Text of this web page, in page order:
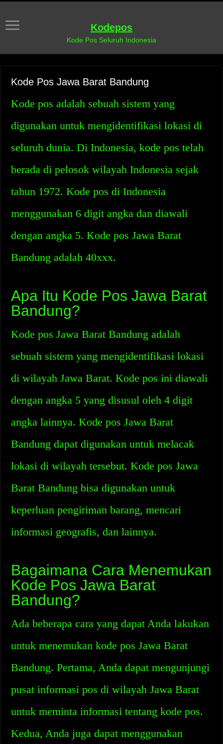
Kodepos
Kode Pos Seluruh Indonesia
Kode Pos Jawa Barat Bandung
Kode pos adalah sebuah sistem yang
digunakan untuk mengidentifikasi lokasi di
seluruh dunia. Di Indonesia, kode pos telah
berada di pelosok wilayah Indonesia sejak
tahun 1972. Kode pos di Indonesia
menggunakan 6 digit angka dan diawali
dengan angka 5. Kode pos Jawa Barat
Bandung adalah 40xxx.
Apa Itu Kode Pos Jawa Barat
Bandung?
Kode pos Jawa Barat Bandung adalah
sebuah sistem yang mengidentifikasi lokasi
di wilayah Jawa Barat. Kode pos ini diawali
dengan angka 5 yang disusul oleh 4 digit
angka lainnya. Kode pos Jawa Barat
Bandung dapat digunakan untuk melacak
lokasi di wilayah tersebut. Kode pos Jawa
Barat Bandung bisa digunakan untuk
keperluan pengiriman barang, mencari
informasi geografis, dan lainnya.
Bagaimana Cara Menemukan
Kode Pos Jawa Barat
Bandung?
Ada beberapa cara yang dapat Anda lakukan
untuk menemukan kode pos Jawa Barat
Bandung. Pertama, Anda dapat mengunjungi
pusat informasi pos di wilayah Jawa Barat
untuk meminta informasi tentang kode pos.
Kedua, Anda juga dapat menggunakan